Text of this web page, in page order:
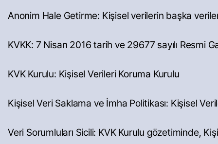
Anonim Hale Getirme: Kişisel verilerin başka
KVKK: 7 Nisan 2016 tarih ve 29677 sayılı Resmi
KVK Kurulu: Kişisel Verileri Koruma Kurulu
Kişisel Veri Saklama ve İmha Politikası: Kişisel
Veri Sorumluları Sicili: KVK Kurulu gözetiminde,